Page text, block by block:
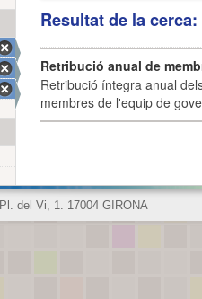
Resultat de la
Retribució anual de
Retribució íntegra anual
membres de l'equip de
Pl. del Vi, 1. 17004 GIRONA